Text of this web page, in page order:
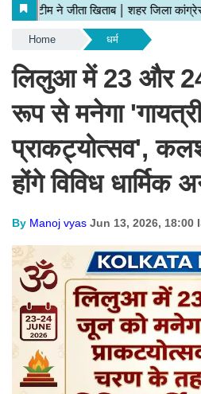
Home धर्म
लिलुआ में 23 और
रूप से मनेगा 'गायत्री
प्राकट्योत्सव',
होंगे विविध धार्मिक
By Manoj vyas Jun 13, 2026, 18:00